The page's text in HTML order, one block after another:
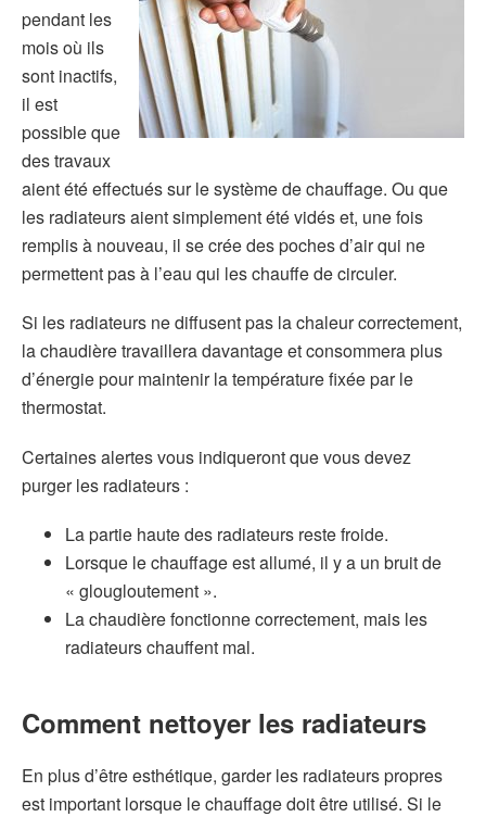
pendant les
mois où ils
sont inactifs,
il est
possible que
des travaux
aient été effectués sur le système de chauffage. Ou que
les radiateurs aient simplement été vidés et, une fois
remplis à nouveau, il se crée des poches d’air qui ne
permettent pas à l’eau qui les chauffe de circuler.
Si les radiateurs ne diffusent pas la chaleur correctement,
la chaudière travaillera davantage et consommera plus
d’énergie pour maintenir la température fixée par le
thermostat.
Certaines alertes vous indiqueront que vous devez
purger les radiateurs :
La partie haute des radiateurs reste froide.
Lorsque le chauffage est allumé, il y a un bruit de
« glougloutement ».
La chaudière fonctionne correctement, mais les
radiateurs chauffent mal.
Comment nettoyer les radiateurs
En plus d’être esthétique, garder les radiateurs propres
est important lorsque le chauffage doit être utilisé. Si le